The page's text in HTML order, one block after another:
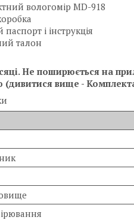
вологомір MD-918
і інструкція
талон
Не поширюється на
(дивитися вище -